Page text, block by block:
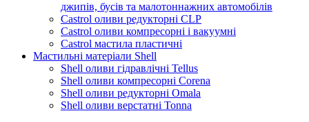
джипів, бусів та малотоннажних автомобілів
Castrol оливи редукторні CLP
Castrol оливи компресорні і вакуумні
Castrol мастила пластичні
Мастильні матеріали Shell
Shell оливи гідравлічні Tellus
Shell оливи компресорні Corena
Shell оливи редукторні Omala
Shell оливи верстатні Tonna